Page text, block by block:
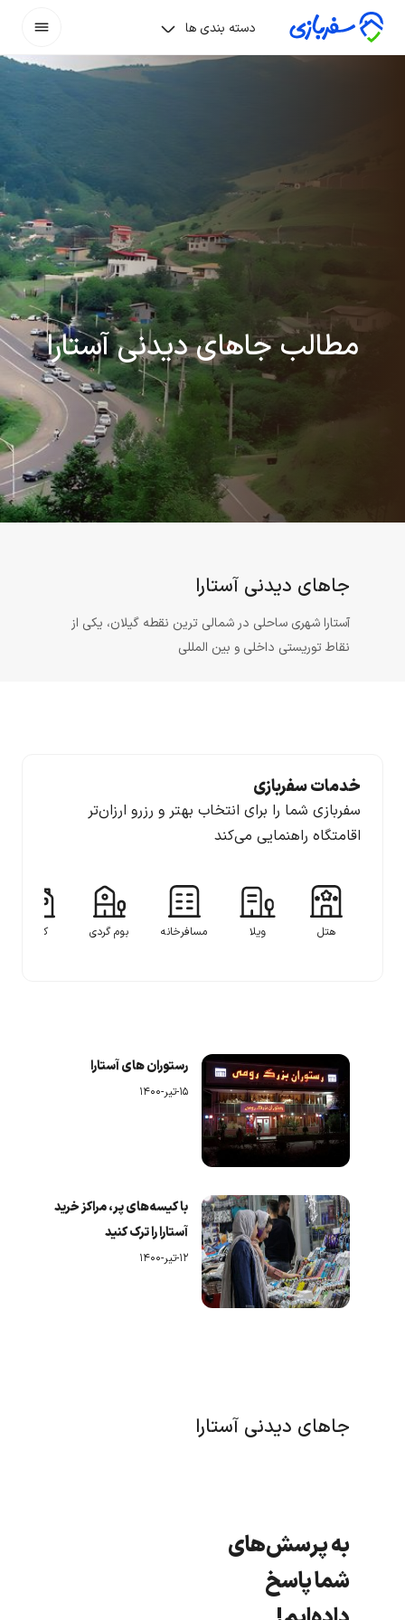
دسته بندی ها
مطالب جاهای دیدنی آستارا
جاهای دیدنی آستارا
آستارا شهری ساحلی در شمالی ترین نقطه گیلان، یکی از
نقاط توریستی داخلی و بین المللی
خدمات سفربازی
سفربازی شما را برای انتخاب بهتر و رزرو ارزان‌تر
اقامتگاه راهنمایی می‌کند
هتل ویلا مسافرخانه بوم گردی کلبه
رستوران های آستارا
۱۵-تیر-۱۴۰۰
با کیسه‌های پر، مراکز خرید
آستارا را ترک کنید
۱۲-تیر-۱۴۰۰
جاهای دیدنی آستارا
به پرسش‌های
شما پاسخ